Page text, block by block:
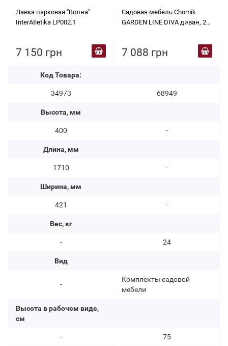
Лавка парковая "Волна"
InterAtletika LP002.1
7 150 грн
Код Товара:
34973
Высота, мм
400
Длина, мм
1710
Ширина, мм
421
Вес, кг
-
Вид
-
Высота в рабочем виде,
см
-
Садовая мебель Chomik
GARDEN LINE DIVA диван, 2
7 088 грн
68949
-
-
-
24
Комплекты садовой
мебели
75